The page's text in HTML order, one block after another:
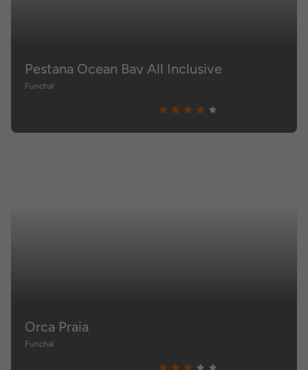
Pestana Ocean Bay All Inclusive
Funchal
Orca Praia
Funchal